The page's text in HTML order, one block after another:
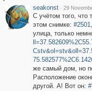
seakonst · 29
С учётом того, что
этом снимке: #2501
улица, только
же самый дом, но
Расположение
другой. А! Вот он: